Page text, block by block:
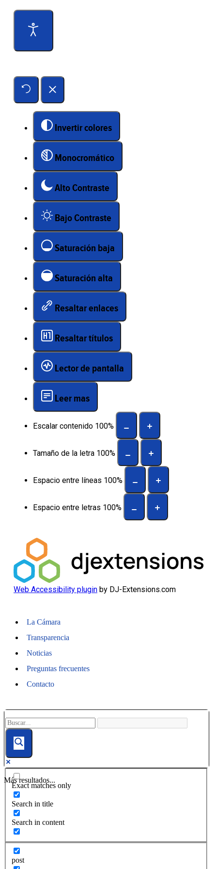
Invertir colores
Monocromático
Alto Contraste
Bajo Contraste
Saturación baja
Saturación alta
Resaltar enlaces
Resaltar títulos
Lector de pantalla
Leer mas
Escalar contenido 100%
Tamaño de la letra 100%
Espacio entre líneas 100%
Espacio entre letras 100%
Web Accessibility plugin by DJ-Extensions.com
La Cámara
Transparencia
Noticias
Preguntas frecuentes
Contacto
Más resultados...
Exact matches only
Search in title
Search in content
post